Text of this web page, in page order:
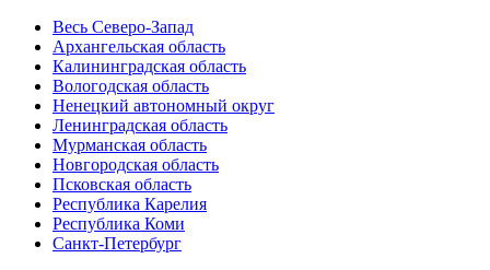
Весь Северо-Запад
Архангельская область
Калининградская область
Вологодская область
Ненецкий автономный округ
Ленинградская область
Мурманская область
Новгородская область
Псковская область
Республика Карелия
Республика Коми
Санкт-Петербург